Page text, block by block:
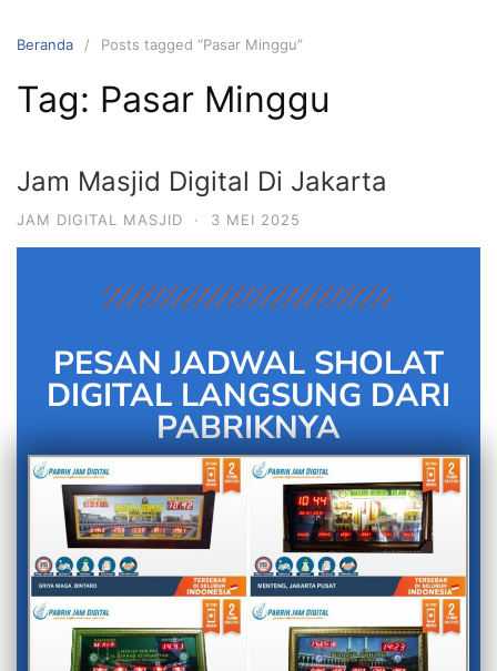
Beranda Posts tagged “Pasar Minggu”
Tag: Pasar Minggu
Jam Masjid Digital Di Jakarta
JAM DIGITAL MASJID · 3 MEI 2025
PESAN JADWAL SHOLAT
DIGITAL LANGSUNG DARI
PABRIKNYA